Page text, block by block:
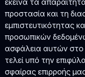
εκείνα τα
προστασία και τη
εμπιστευτικότητας
προσωπικών
ασφάλεια αυτών
τελεί υπό την
σφαίρας επιρροής